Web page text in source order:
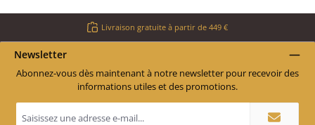
Livraison gratuite à partir de 449 €
Newsletter
Abonnez-vous dès maintenant à notre newsletter pour recevoir des
informations utiles et des promotions.
e-